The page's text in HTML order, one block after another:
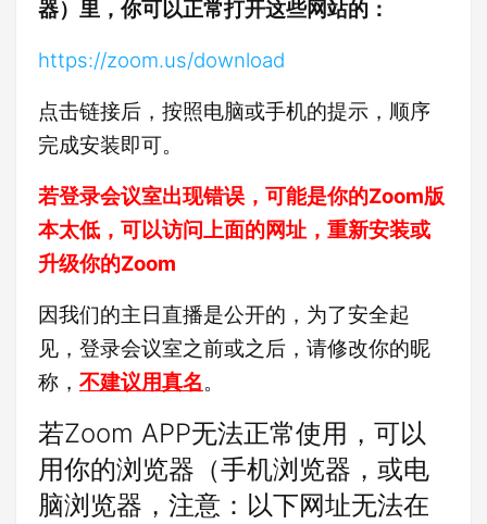
器）里，你可以正常打开这些网站的：
https://zoom.us/download
点击链接后，按照电脑或手机的提示，顺序
完成安装即可。
若登录会议室出现错误，可能是你的Zoom版
本太低，可以访问上面的网址，重新安装或
升级你的Zoom
因我们的主日直播是公开的，为了安全起
见，登录会议室之前或之后，请修改你的昵
称， 不建议用真名。
若Zoom APP无法正常使用，可以
用你的浏览器（手机浏览器，或电
脑浏览器，注意：以下网址无法在